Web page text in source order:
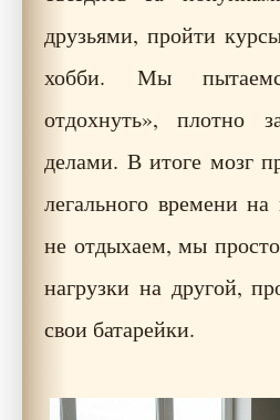
друзьями, пройти
хобби. Мы
отдохнуть», плотно
делами. В итоге мозг
легального времени
не отдыхаем, мы
нагрузки на другой,
свои батарейки.